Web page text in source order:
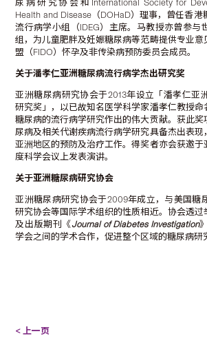
尿病研究协会和International Society for
Health and Disease（DOHaD）理事，曾任香
流行病学小组（IDEG）主席。马教授亦曾参与
组，为儿童肥胖及妊娠糖尿病等范畴提供专业意
盟（FIDO）怀孕及非传染病预防委员会成员。
关于潘孝仁亚洲糖尿病流行病学杰出研究奖
亚洲糖尿病研究协会于2013年设立「潘孝仁亚
研究奖」，以已故知名医学科学家潘孝仁教授命
糖尿病的流行病学研究作出的伟大贡献。获此奖
尿病及相关代谢疾病流行病学研究具备杰出表现
亚洲地区的预防及治疗工作。得奖者亦会获邀于
度科学会议上发表演讲。
关于亚洲糖尿病研究协会
亚洲糖尿病研究协会于2009年成立，与美国糖
研究协会等国际学术组织的性质相近。协会透过
及出版期刊《 Journal of Diabetes Investigation
学会之间的学术合作，促进整个区域的糖尿病研
< 上一页